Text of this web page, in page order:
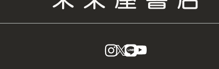
instagram
X LINE